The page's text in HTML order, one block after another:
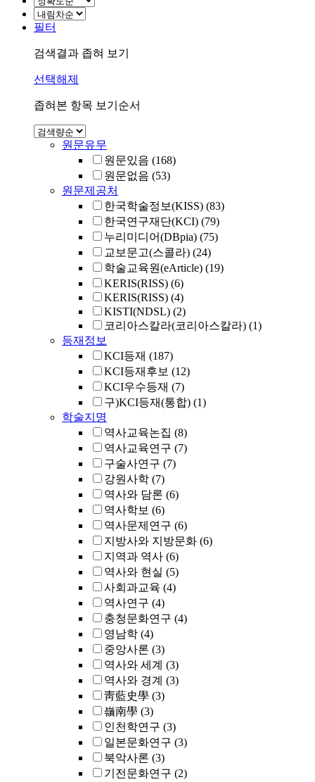
필터
검색결과 좁혀 보기
선택해제
좁혀본 항목 보기순서
원문유무
원문있음 (168)
원문없음 (53)
원문제공처
한국학술정보(KISS) (83)
한국연구재단(KCI) (79)
누리미디어(DBpia) (75)
교보문고(스콜라) (24)
학술교육원(eArticle) (19)
KERIS(RISS) (6)
KERIS(RISS) (4)
KISTI(NDSL) (2)
코리아스칼라(코리아스칼라) (1)
등재정보
KCI등재 (187)
KCI등재후보 (12)
KCI우수등재 (7)
구)KCI등재(통합) (1)
학술지명
역사교육논집 (8)
역사교육연구 (7)
구술사연구 (7)
강원사학 (7)
역사와 담론 (6)
역사학보 (6)
역사문제연구 (6)
지방사와 지방문화 (6)
지역과 역사 (6)
역사와 현실 (5)
사회과교육 (4)
역사연구 (4)
충청문화연구 (4)
영남학 (4)
중앙사론 (3)
역사와 세계 (3)
역사와 경계 (3)
靑藍史學 (3)
嶺南學 (3)
인천학연구 (3)
일본문화연구 (3)
북악사론 (3)
기전문화연구 (2)